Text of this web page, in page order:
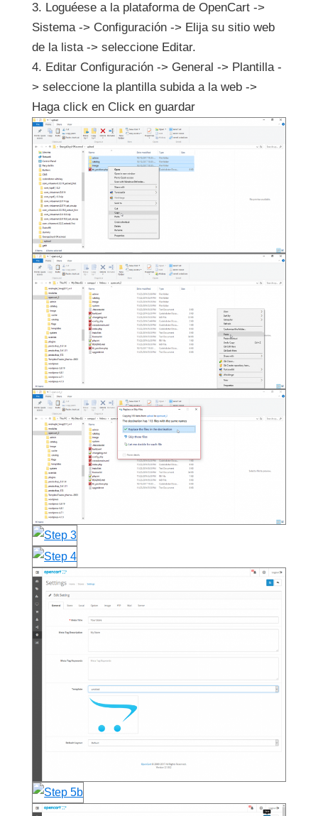
3. Loguéese a la plataforma de OpenCart ->
Sistema -> Configuración -> Elija su sitio web
de la lista -> seleccione Editar.
4. Editar Configuración -> General -> Plantilla -
> seleccione la plantilla subida a la web ->
Haga click en Click en guardar